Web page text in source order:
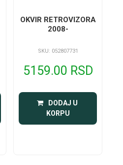
OKVIR RETROVIZORA
2008-
SKU: 052807731
5159.00 RSD
DODAJ U
KORPU